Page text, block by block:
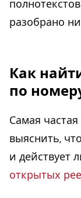
разобрано
Как
по
Самая
выяснить,
и действует
открытых